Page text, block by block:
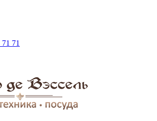
71